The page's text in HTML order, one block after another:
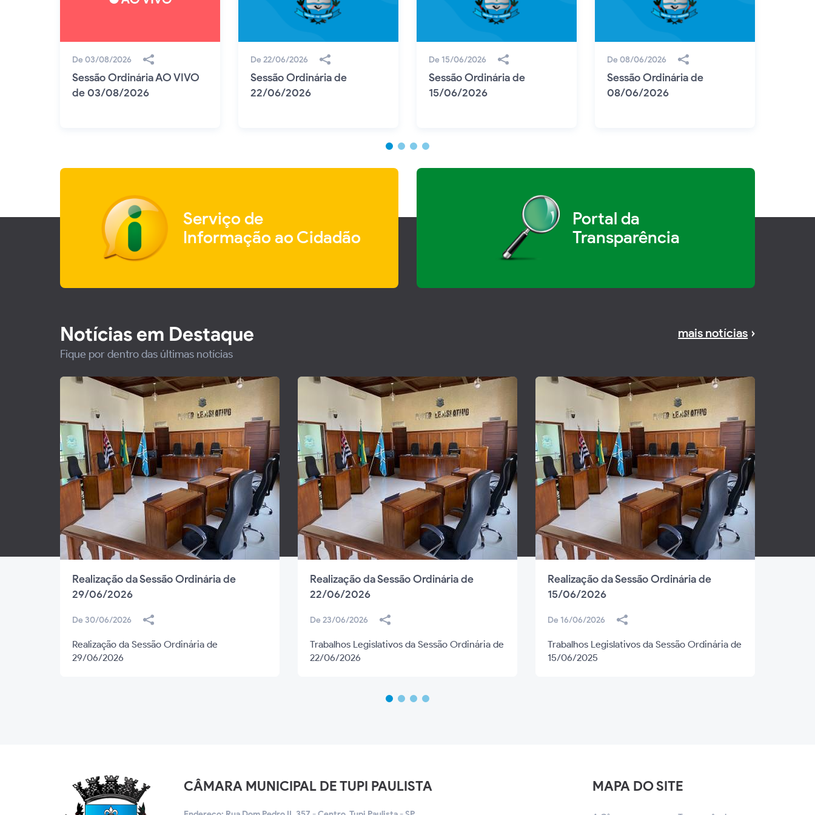
De 03/08/2026
Sessão Ordinária AO VIVO
de 03/08/2026
De 22/06/2026
Sessão Ordinária de
22/06/2026
De 15/06/2026
Sessão Ordinária de
15/06/2026
De 08/06/2026
Sessão Ordinária de
08/06/2026
Serviço de
Informação ao Cidadão
Portal da
Transparência
Notícias em Destaque
Fique por dentro das últimas notícias
mais notícias
Realização da Sessão Ordinária de
29/06/2026
De 30/06/2026
Realização da Sessão Ordinária de
29/06/2026
Realização da Sessão Ordinária de
22/06/2026
De 23/06/2026
Trabalhos Legislativos da Sessão Ordinária de
22/06/2026
Realização da Sessão Ordinária de
15/06/2026
De 16/06/2026
Trabalhos Legislativos da Sessão Ordinária de
15/06/2025
CÂMARA MUNICIPAL DE TUPI PAULISTA MAPA DO SITE